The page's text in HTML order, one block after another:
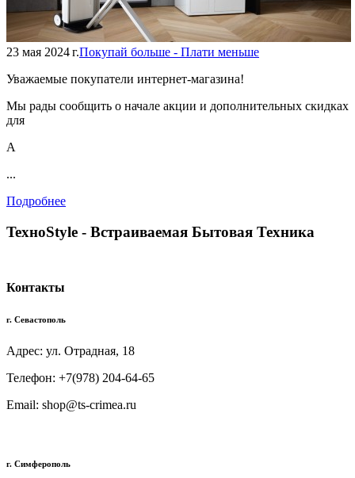
23 мая 2024 г.Покупай больше - Плати меньше
Уважаемые покупатели интернет-магазина!
Мы рады сообщить о начале акции и дополнительных скидках
для
А
...
Подробнее
TexноStyle - Встраиваемая Бытовая Техника
Контакты
г. Севастополь
Адрес: ул. Отрадная, 18
Телефон: +7(978) 204-64-65
Email: shop@ts-crimea.ru
г. Симферополь